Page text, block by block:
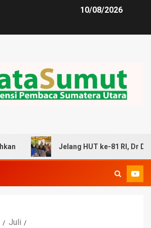
10/08/2026
Jelang HUT ke-81 RI, Dr Dimas Imbau
Juli